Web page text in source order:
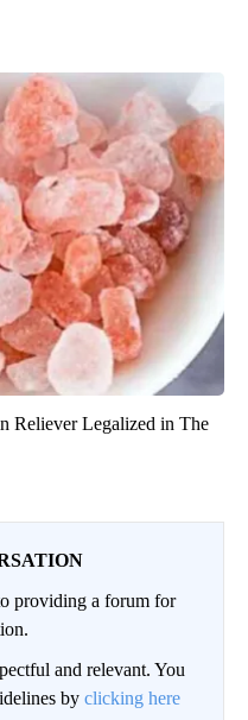
Reliever Legalized in The
providing a forum for
and relevant. You
by clicking here